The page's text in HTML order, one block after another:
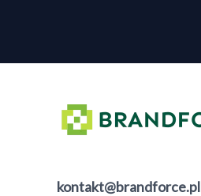
kontakt@brandforce.pl